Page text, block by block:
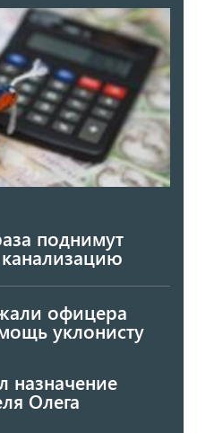
поднимут
офицера
уклонисту
назначение
Олега